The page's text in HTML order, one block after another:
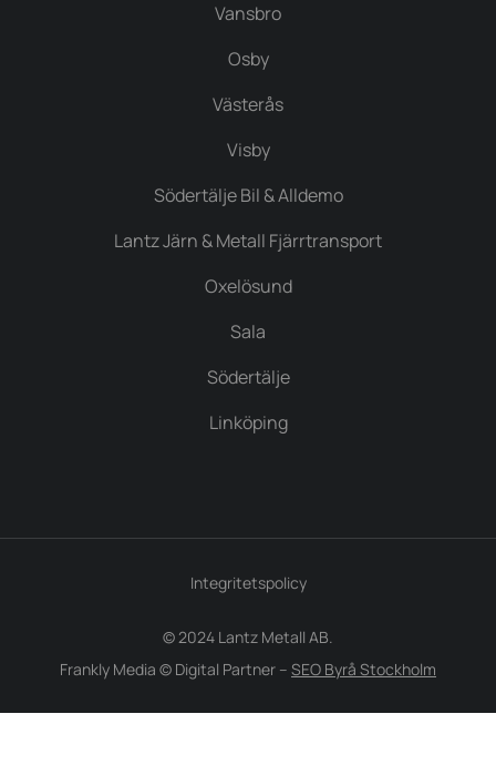
Vansbro
Osby
Västerås
Visby
Södertälje Bil & Alldemo
Lantz Järn & Metall Fjärrtransport
Oxelösund
Sala
Södertälje
Linköping
© 2024 Lantz Metall AB.
Frankly Media © Digital Partner – SEO Byrå Stockholm
Integritetspolicy